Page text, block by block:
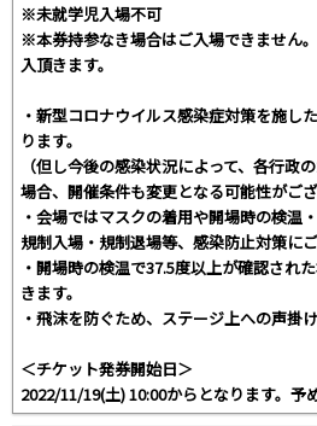
※未就学児入場不可
※本券持参なき場合はご入場できません
入頂きます。
・新型コロナウイルス感染症対策を施し
ります。
（但し今後の感染状況によって、各行政
場合、開催条件も変更となる可能性がござ
・会場ではマスクの着用や開場時の検温
規制入場・規制退場等、感染防止対策にご
・開場時の検温で37.5度以上が確認され
きます。
・飛沫を防ぐため、ステージ上への声掛
＜チケット発券開始日＞
2022/11/19(土) 10:00からとなります。予